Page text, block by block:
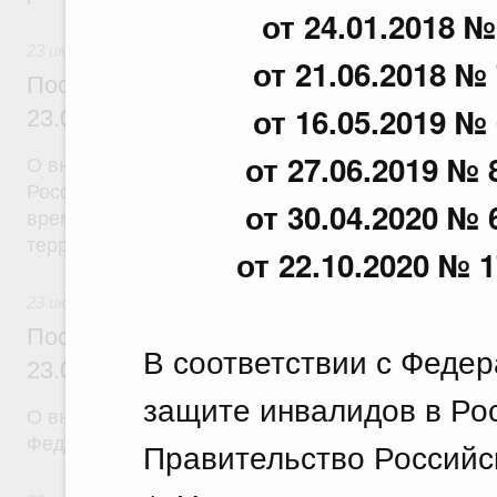
от 24.01.2018
от 21.06.2018
от 16.05.2019
от 27.06.2019 №
от 30.04.2020 №
от 22.10.2020 №
В соответствии с
защите инвалидов в
Правительство
Постановление Правительства
23.07.2026 г. № 926
О внесении на ратификацию Соглашения между
временной трудовой деятельности граждан
Постановление Правительства
23.07.2026 г. № 928
О внесении изменений в постановление
Федерации от 20 июля 2011 г. № 590